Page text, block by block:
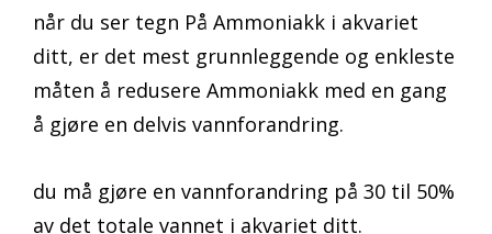
når du ser tegn På Ammoniakk i akvariet
ditt, er det mest grunnleggende og enkleste
måten å redusere Ammoniakk med en gang
å gjøre en delvis vannforandring.
du må gjøre en vannforandring på 30 til 50%
av det totale vannet i akvariet ditt.